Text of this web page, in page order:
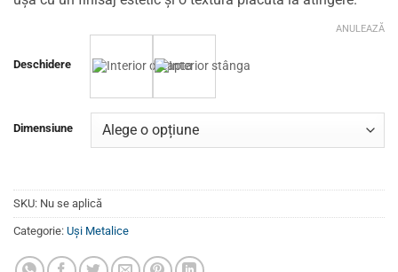
Deschidere
Dimensiune
ANULEAZĂ
SKU: Nu se aplică
Categorie: Uși Metalice